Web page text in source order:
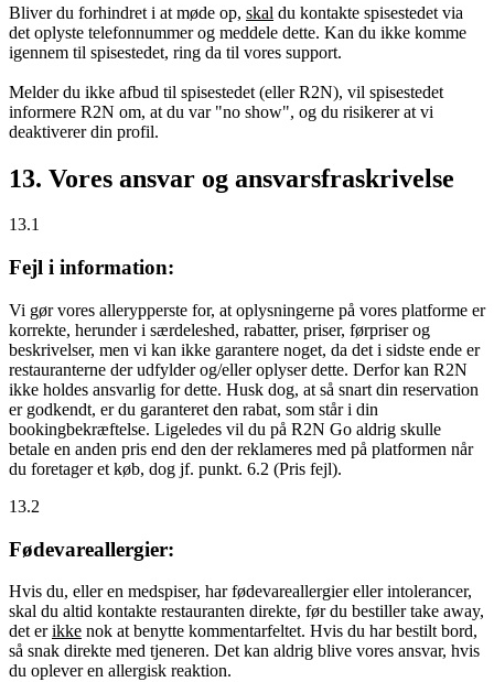
Bliver du forhindret i at møde op, skal du kontakte spisestedet via
det oplyste telefonnummer og meddele dette. Kan du ikke komme
igennem til spisestedet, ring da til vores support.
Melder du ikke afbud til spisestedet (eller R2N), vil spisestedet
informere R2N om, at du var "no show", og du risikerer at vi
deaktiverer din profil.
13. Vores ansvar og ansvarsfraskrivelse
13.1
Fejl i information:
Vi gør vores allerypperste for, at oplysningerne på vores platforme er
korrekte, herunder i særdeleshed, rabatter, priser, førpriser og
beskrivelser, men vi kan ikke garantere noget, da det i sidste ende er
restauranterne der udfylder og/eller oplyser dette. Derfor kan R2N
ikke holdes ansvarlig for dette. Husk dog, at så snart din reservation
er godkendt, er du garanteret den rabat, som står i din
bookingbekræftelse. Ligeledes vil du på R2N Go aldrig skulle
betale en anden pris end den der reklameres med på platformen når
du foretager et køb, dog jf. punkt. 6.2 (Pris fejl).
13.2
Fødevareallergier:
Hvis du, eller en medspiser, har fødevareallergier eller intolerancer,
skal du altid kontakte restauranten direkte, før du bestiller take away,
det erikke nok at benytte kommentarfeltet. Hvis du har bestilt bord,
så snak direkte med tjeneren. Det kan aldrig blive vores ansvar, hvis
du oplever en allergisk reaktion.